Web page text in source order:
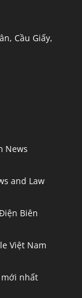
Cầu Giấy,
News
and Law
Biên
Việt Nam
mới nhất